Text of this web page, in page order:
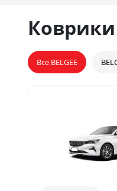
Коврики
Все BELGEE